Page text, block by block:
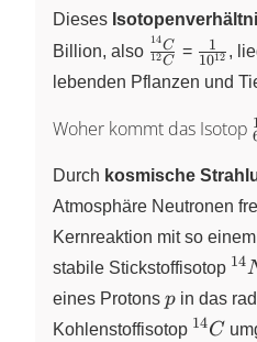
Dieses
Billion, also \frac
{^{14}C}
12C
14C = \frac
1012
1
,
lebenden Pflanzen und
Woher kommt das Isotop
Durch kosmische
Atmosphäre Neutronen
Kernreaktion mit so
stabile Stickstoffisotop 14
eines Protons p
p in das
Kohlenstoffisotop 14C